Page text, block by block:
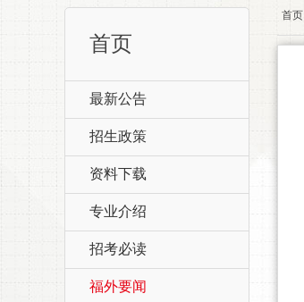
首页
最新公告
招生政策
资料下载
专业介绍
招考必读
福外要闻
首页